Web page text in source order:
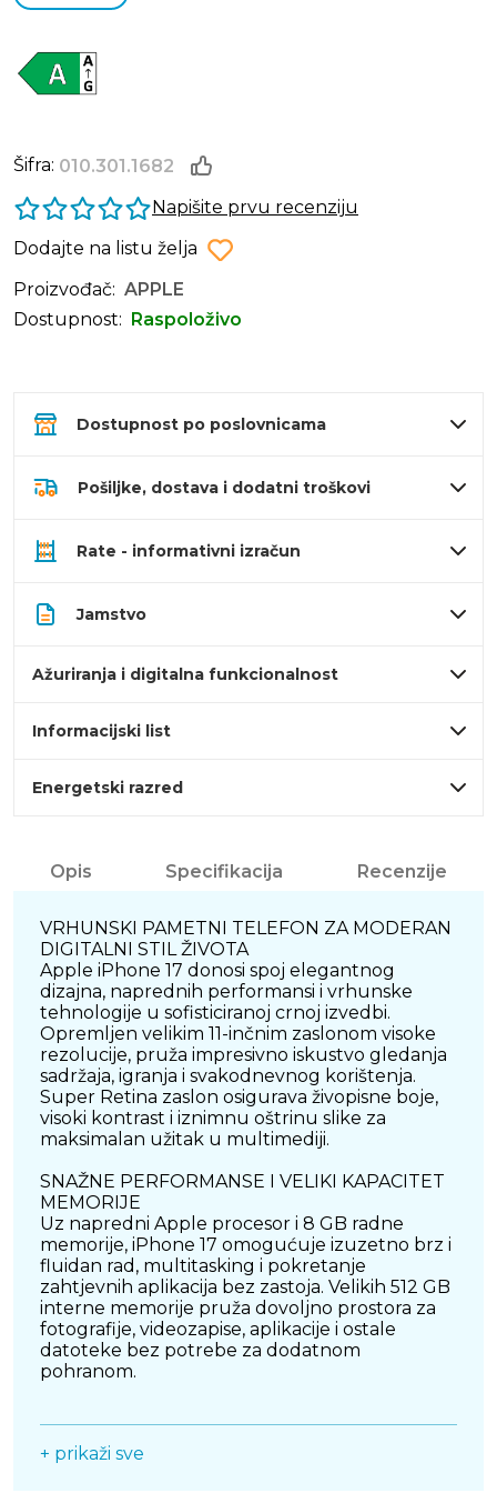
Šifra: 010.301.1682
Napišite prvu recenziju
Dodajte na listu želja
Proizvođač: APPLE
Dostupnost:
Raspoloživo
Dostupnost po poslovnicama
Pošiljke, dostava i dodatni troškovi
Rate - informativni izračun
Jamstvo
Ažuriranja i digitalna funkcionalnost
Informacijski list
Energetski razred
Opis Specifikacija Recenzije
VRHUNSKI PAMETNI TELEFON ZA MODERAN
DIGITALNI STIL ŽIVOTA
Apple iPhone 17 donosi spoj elegantnog
dizajna, naprednih performansi i vrhunske
tehnologije u sofisticiranoj crnoj izvedbi.
Opremljen velikim 11-inčnim zaslonom visoke
rezolucije, pruža impresivno iskustvo gledanja
sadržaja, igranja i svakodnevnog korištenja.
Super Retina zaslon osigurava živopisne boje,
visoki kontrast i iznimnu oštrinu slike za
maksimalan užitak u multimediji.
SNAŽNE PERFORMANSE I VELIKI KAPACITET
MEMORIJE
Uz napredni Apple procesor i 8 GB radne
memorije, iPhone 17 omogućuje izuzetno brz i
fluidan rad, multitasking i pokretanje
zahtjevnih aplikacija bez zastoja. Velikih 512 GB
interne memorije pruža dovoljno prostora za
fotografije, videozapise, aplikacije i ostale
datoteke bez potrebe za dodatnom
pohranom.
Sustav kamera omogućuje snimanje detaljnih
+ prikaži sve